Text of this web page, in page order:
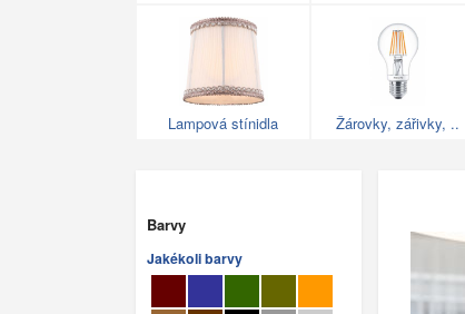
Lampová stínidla Žárovky, zářivky, ..
Barvy
Jakékoli barvy